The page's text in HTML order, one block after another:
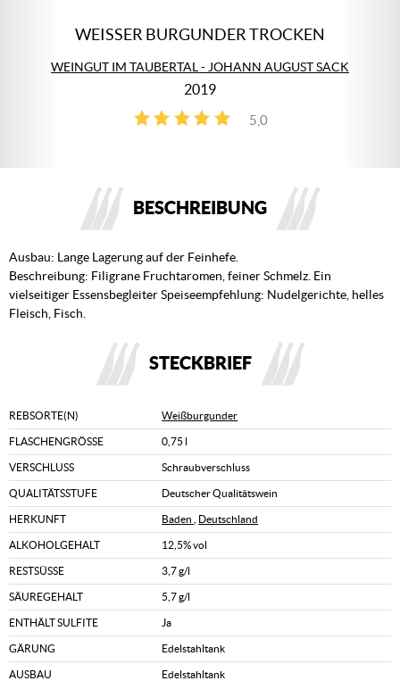
WEISSER BURGUNDER TROCKEN
WEINGUT IM TAUBERTAL - JOHANN AUGUST SACK
2019
5,0
4
BESCHREIBUNG
Ausbau: Lange Lagerung auf der Feinhefe.
Beschreibung: Filigrane Fruchtaromen, feiner Schmelz. Ein
vielseitiger Essensbegleiter Speiseempfehlung: Nudelgerichte, helles
Fleisch, Fisch.
STECKBRIEF
REBSORTE(N) Weißburgunder
FLASCHENGRÖSSE 0,75 l
VERSCHLUSS Schraubverschluss
QUALITÄTSSTUFE Deutscher Qualitätswein
HERKUNFT Baden Deutschland
ALKOHOLGEHALT 12,5% vol
RESTSÜSSE 3,7 g/l
SÄUREGEHALT 5,7 g/l
ENTHÄLT SULFITE Ja
GÄRUNG Edelstahltank
AUSBAU Edelstahltank